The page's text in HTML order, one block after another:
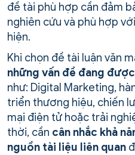
đề tài phù hợp cần đảm
nghiên cứu và phù hợp
hiện.
Khi chọn đề tài luận văn
những vấn đề đang
như: Digital Marketing,
triển thương hiệu, chiến
mại điện tử hoặc trải
thời, cần cân nhắc khả
nguồn tài liệu liên quan